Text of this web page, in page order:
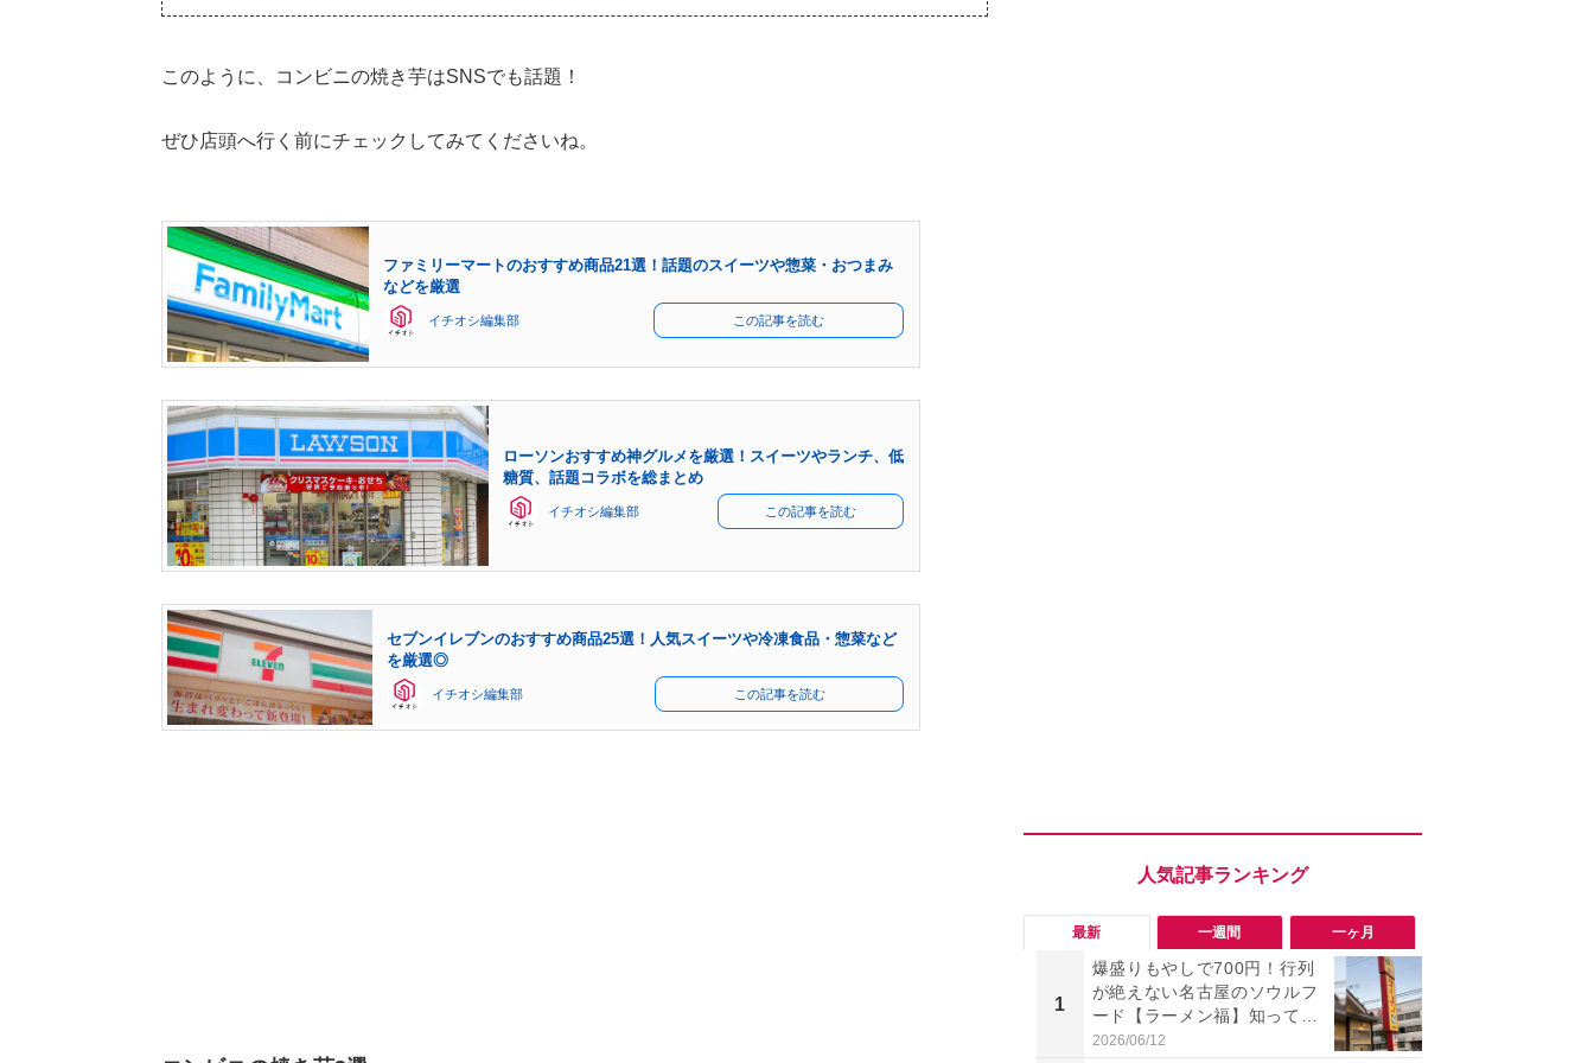
このように、コンビニの焼き芋はSNSでも話題！
ぜひ店頭へ行く前にチェックしてみてくださいね。
ファミリーマートのおすすめ商品21選！話題のスイーツや惣菜・おつまみ
などを厳選
イチオシ編集部 この記事を読む
ローソンおすすめ神グルメを厳選！スイーツやランチ、低
糖質、話題コラボを総まとめ
イチオシ編集部 この記事を読む
セブンイレブンのおすすめ商品25選！人気スイーツや冷凍食品・惣菜など
を厳選◎
イチオシ編集部 この記事を読む
最新 一週間 一ヶ月
1
爆盛りもやしで700円！行列
が絶えない名古屋のソウルフ
ード【ラーメン福】知って
る？
2026/06/12